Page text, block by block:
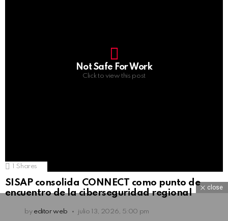
Not Safe For Work
Click to view this post
1 Shares
SISAP consolida CONNECT como punto de
encuentro de la ciberseguridad regional
by editor web julio 13, 2026, 5:00 pm
close